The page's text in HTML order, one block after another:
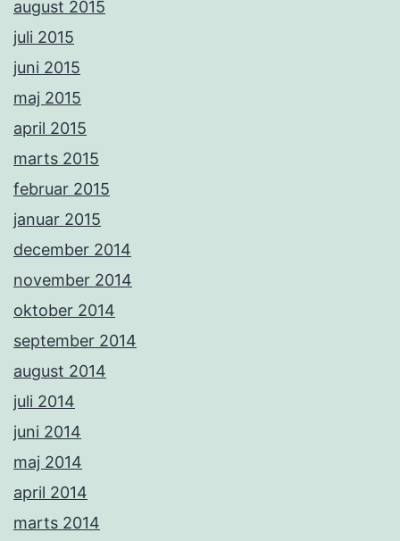
august 2015
juli 2015
juni 2015
maj 2015
april 2015
marts 2015
februar 2015
januar 2015
december 2014
november 2014
oktober 2014
september 2014
august 2014
juli 2014
juni 2014
maj 2014
april 2014
marts 2014